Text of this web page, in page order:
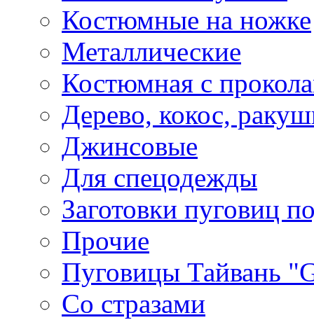
Костюмные на ножке
Металлические
Костюмная с
Дерево, кокос,
Джинсовые
Для спецодежды
Заготовки пуговиц
Прочие
Пуговицы Тайвань
Со стразами